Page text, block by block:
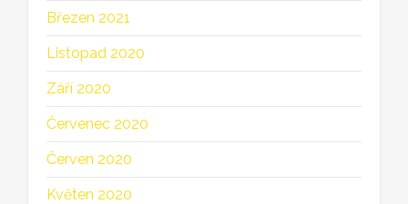
Březen 2021
Listopad 2020
Září 2020
Červenec 2020
Červen 2020
Květen 2020